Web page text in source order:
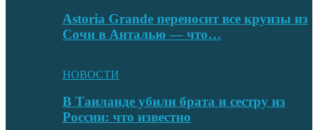
Astoria Grande переносит все круизы из
Сочи в Анталью — что…
НОВОСТИ
В Таиланде убили брата и сестру из
России: что известно